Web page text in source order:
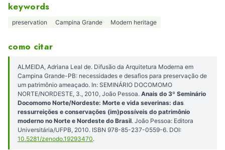
keywords
preservation Campina Grande Modern heritage
como citar
ALMEIDA, Adriana Leal de. Difusão da Arquitetura Moderna em
Campina Grande-PB: necessidades e desafios para preservação de
um patrimônio ameaçado. In: SEMINÁRIO DOCOMOMO
NORTE/NORDESTE, 3., 2010, João Pessoa. Anais do 3º Seminário
Docomomo Norte/Nordeste: Morte e vida severinas: das
ressurreições e conservações (im)possíveis do patrimônio
moderno no Norte e Nordeste do Brasil. João Pessoa: Editora
Universitária/UFPB, 2010. ISBN 978-85-237-0559-6. DOI:
10.5281/zenodo.19293470.